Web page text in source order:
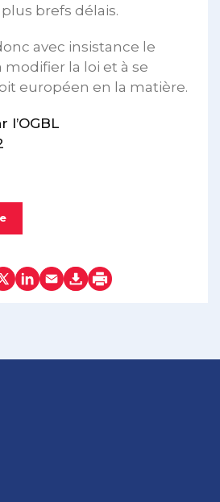
brefs délais.
avec insistance le
la loi et à se
européen en la matière.
l’OGBL